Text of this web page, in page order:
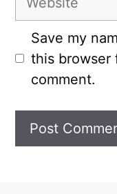
Save my
this browser
comment.